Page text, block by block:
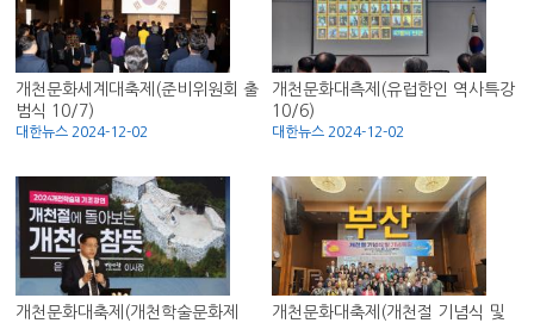
개천문화세계대축제(준비위원회 출
범식 10/7)
대한뉴스 2024-12-02
개천문화대측제(유럽한인 역사특강
10/6)
대한뉴스 2024-12-02
개천문화대축제(개천학술문화제
개천문화대축제(개천절 기념식 및